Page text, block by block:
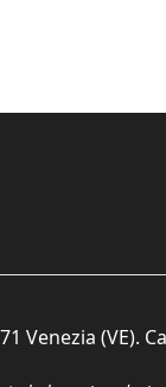
(VE).